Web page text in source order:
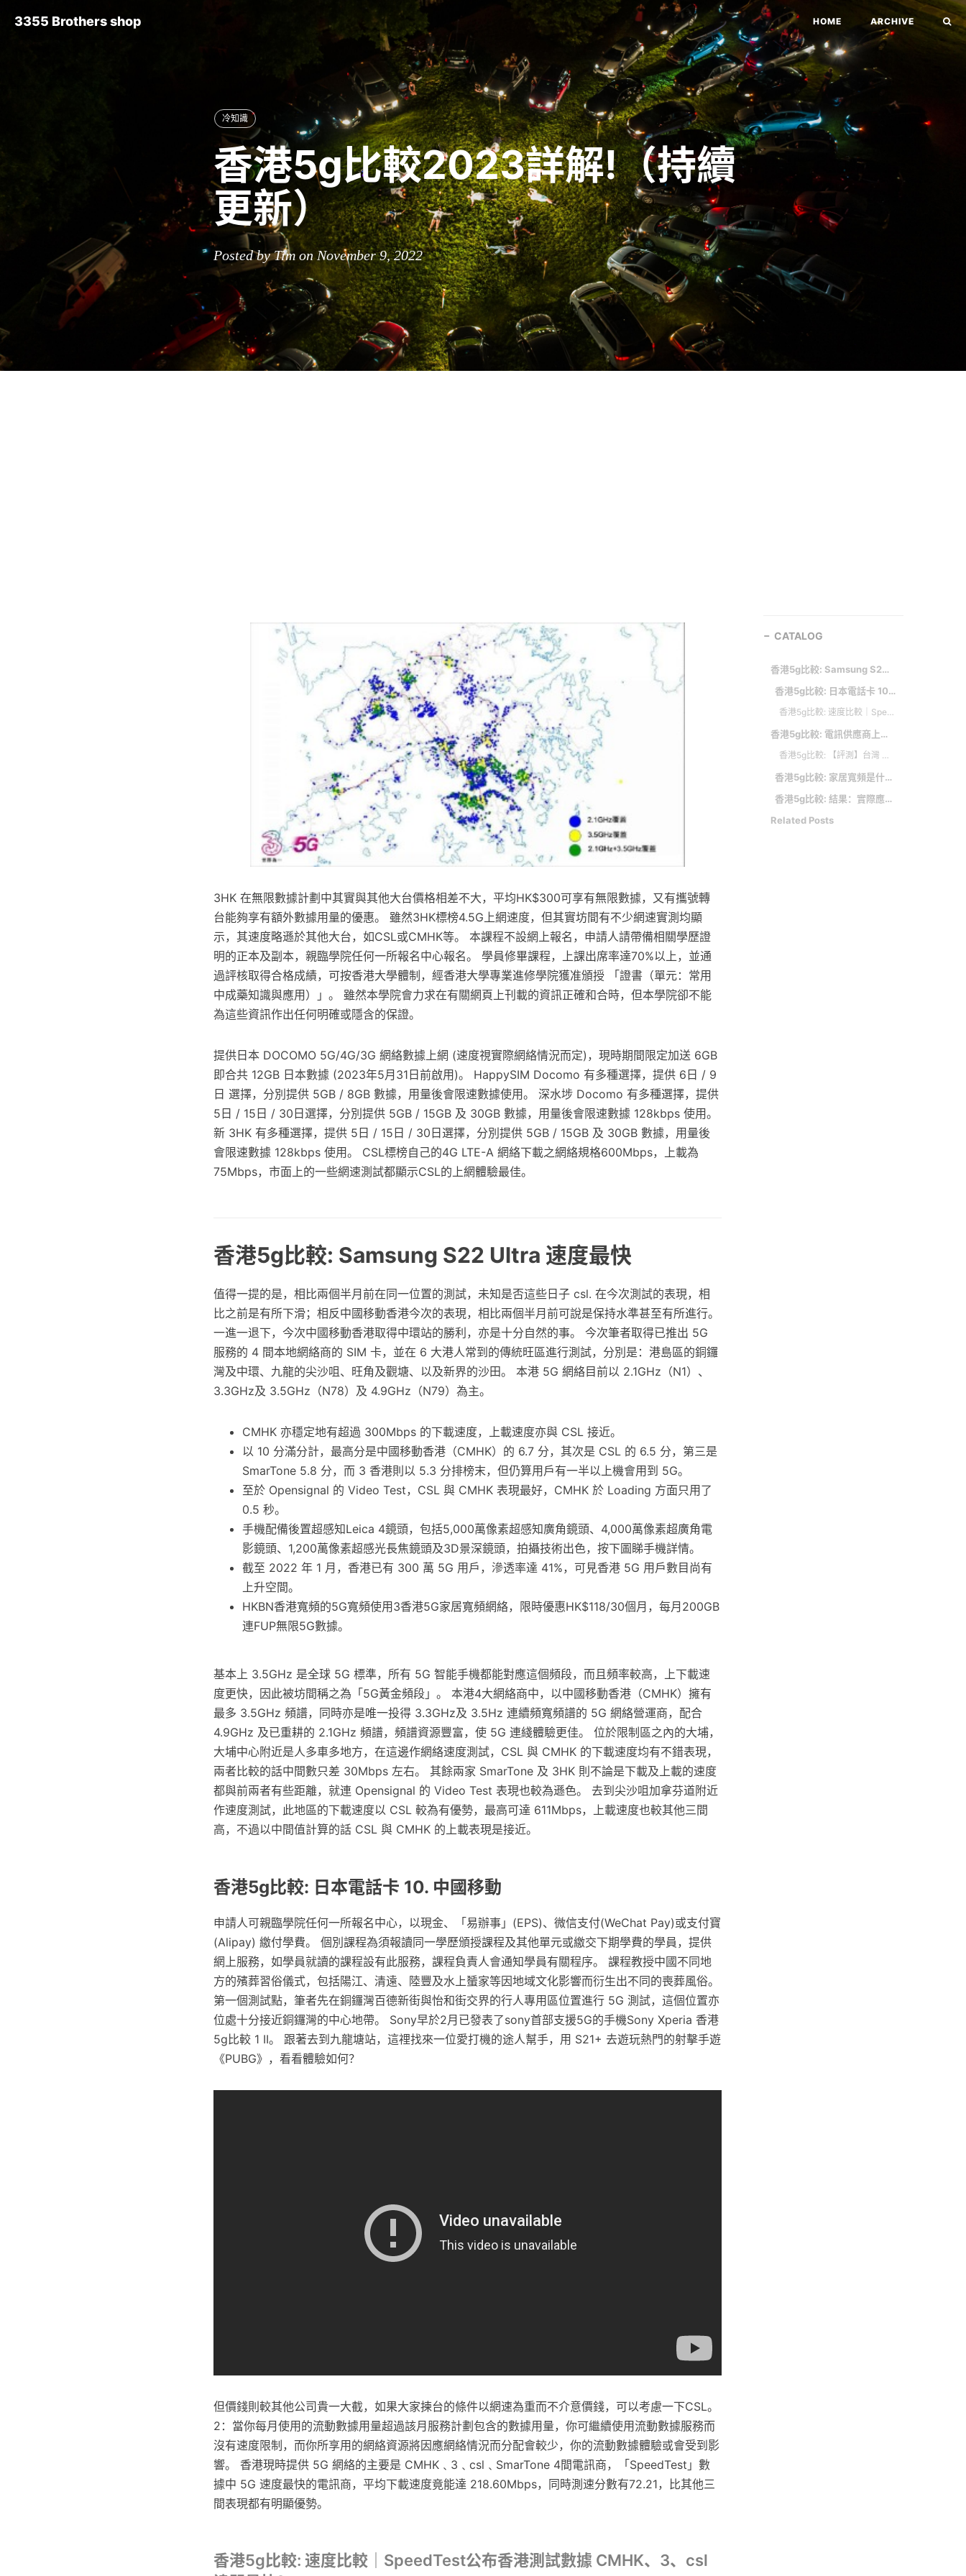
3355 Brothers shop HOME ARCHIVE
冷知識
香港5g比較2023詳解!（持續
更新）
Posted by Tim on November 9, 2022
3HK 在無限數據計劃中其實與其他大台價格相差不大，平均HK$300可享有無限數據，又有攜號轉
台能夠享有額外數據用量的優惠。 雖然3HK標榜4.5G上網速度，但其實坊間有不少網速實測均顯
示，其速度略遜於其他大台，如CSL或CMHK等。 本課程不設網上報名，申請人請帶備相關學歷證
明的正本及副本，親臨學院任何一所報名中心報名。 學員修畢課程，上課出席率達70%以上，並通
過評核取得合格成績，可按香港大學體制，經香港大學專業進修學院獲准頒授 「證書（單元：常用
中成藥知識與應用）」。 雖然本學院會力求在有關網頁上刊載的資訊正確和合時，但本學院卻不能
為這些資訊作出任何明確或隱含的保證。
提供日本 DOCOMO 5G/4G/3G 網絡數據上網 (速度視實際網絡情況而定)，現時期間限定加送 6GB
即合共 12GB 日本數據 (2023年5月31日前啟用)。 HappySIM Docomo 有多種選擇，提供 6日 / 9
日 選擇，分別提供 5GB / 8GB 數據，用量後會限速數據使用。 深水埗 Docomo 有多種選擇，提供
5日 / 15日 / 30日選擇，分別提供 5GB / 15GB 及 30GB 數據，用量後會限速數據 128kbps 使用。
新 3HK 有多種選擇，提供 5日 / 15日 / 30日選擇，分別提供 5GB / 15GB 及 30GB 數據，用量後
會限速數據 128kbps 使用。 CSL標榜自己的4G LTE-A 網絡下載之網絡規格600Mbps，上載為
75Mbps，市面上的一些網速測試都顯示CSL的上網體驗最佳。
香港5g比較: Samsung S22 Ultra 速度最快
值得一提的是，相比兩個半月前在同一位置的測試，未知是否這些日子 csl. 在今次測試的表現，相
比之前是有所下滑；相反中國移動香港今次的表現，相比兩個半月前可說是保持水準甚至有所進行。
一進一退下，今次中國移動香港取得中環站的勝利，亦是十分自然的事。 今次筆者取得已推出 5G
服務的 4 間本地網絡商的 SIM 卡，並在 6 大港人常到的傳統旺區進行測試，分別是：港島區的銅鑼
灣及中環、九龍的尖沙咀、旺角及觀塘、以及新界的沙田。 本港 5G 網絡目前以 2.1GHz（N1）、
3.3GHz及 3.5GHz（N78）及 4.9GHz（N79）為主。
CMHK 亦穩定地有超過 300Mbps 的下載速度，上載速度亦與 CSL 接近。
以 10 分滿分計，最高分是中國移動香港（CMHK）的 6.7 分，其次是 CSL 的 6.5 分，第三是
SmarTone 5.8 分，而 3 香港則以 5.3 分排榜末，但仍算用戶有一半以上機會用到 5G。
至於 Opensignal 的 Video Test，CSL 與 CMHK 表現最好，CMHK 於 Loading 方面只用了
0.5 秒。
手機配備後置超感知Leica 4鏡頭，包括5,000萬像素超感知廣角鏡頭、4,000萬像素超廣角電
影鏡頭、1,200萬像素超感光長焦鏡頭及3D景深鏡頭，拍攝技術出色，按下圖睇手機詳情。
截至 2022 年 1 月，香港已有 300 萬 5G 用戶，滲透率達 41%，可見香港 5G 用戶數目尚有
上升空間。
HKBN香港寬頻的5G寬頻使用3香港5G家居寬頻網絡，限時優惠HK$118/30個月，每月200GB
連FUP無限5G數據。
基本上 3.5GHz 是全球 5G 標準，所有 5G 智能手機都能對應這個頻段，而且頻率較高，上下載速
度更快，因此被坊間稱之為「5G黃金頻段」。 本港4大網絡商中，以中國移動香港（CMHK）擁有
最多 3.5GHz 頻譜，同時亦是唯一投得 3.3GHz及 3.5Hz 連續頻寬頻譜的 5G 網絡營運商，配合
4.9GHz 及已重耕的 2.1GHz 頻譜，頻譜資源豐富，使 5G 連綫體驗更佳。 位於限制區之內的大埔，
大埔中心附近是人多車多地方，在這邊作網絡速度測試，CSL 與 CMHK 的下載速度均有不錯表現，
兩者比較的話中間數只差 30Mbps 左右。 其餘兩家 SmarTone 及 3HK 則不論是下載及上載的速度
都與前兩者有些距離，就連 Opensignal 的 Video Test 表現也較為遜色。 去到尖沙咀加拿芬道附近
作速度測試，此地區的下載速度以 CSL 較為有優勢，最高可達 611Mbps，上載速度也較其他三間
高，不過以中間值計算的話 CSL 與 CMHK 的上載表現是接近。
香港5g比較: 日本電話卡 10. 中國移動
申請人可親臨學院任何一所報名中心，以現金、「易辦事」(EPS)、微信支付(WeChat Pay)或支付寶
(Alipay) 繳付學費。 個別課程為須報讀同一學歷頒授課程及其他單元或繳交下期學費的學員，提供
網上服務，如學員就讀的課程設有此服務，課程負責人會通知學員有關程序。 課程教授中國不同地
方的殯葬習俗儀式，包括陽江、清遠、陸豐及水上蜑家等因地域文化影響而衍生出不同的喪葬風俗。
第一個測試點，筆者先在銅鑼灣百德新街與怡和街交界的行人專用區位置進行 5G 測試，這個位置亦
位處十分接近銅鑼灣的中心地帶。 Sony早於2月已發表了sony首部支援5G的手機Sony Xperia 香港
5g比較 1 II。 跟著去到九龍塘站，這𥚃找來一位愛打機的途人幫手，用 S21+ 去遊玩熱門的射擊手遊
《PUBG》，看看體驗如何？
但價錢則較其他公司貴一大截，如果大家揀台的條件以網速為重而不介意價錢，可以考慮一下CSL。
2：當你每月使用的流動數據用量超過該月服務計劃包含的數據用量，你可繼續使用流動數據服務而
沒有速度限制，而你所享用的網絡資源將因應網絡情況而分配會較少，你的流動數據體驗或會受到影
響。 香港現時提供 5G 網絡的主要是 CMHK﹑3﹑csl﹑SmarTone 4間電訊商，「SpeedTest」數
據中 5G 速度最快的電訊商，平均下載速度竟能達 218.60Mbps，同時測速分數有72.21，比其他三
間表現都有明顯優勢。
香港5g比較: 速度比較｜SpeedTest公布香港測試數據 CMHK、3、csl
CATALOG
香港5g比較: Samsung S22 Ultra 速度最快
香港5g比較: 日本電話卡 10. 中國移動
香港5g比較: 速度比較｜SpeedTest公布香港測試數據 CMHK、3、csl邊間最快？
香港5g比較: 電訊供應商上台計劃特點
香港5g比較: 【評測】台灣 電話卡 – HK Mobile $69 6GB 旅遊儲值8 天，速度達 45.8Mbps
香港5g比較: 家居寬頻是什麼？
香港5g比較: 結果：實際應用 3HK / CMHK 最佳
Related Posts